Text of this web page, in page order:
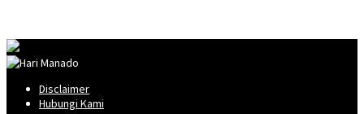
Disclaimer
Hubungi Kami